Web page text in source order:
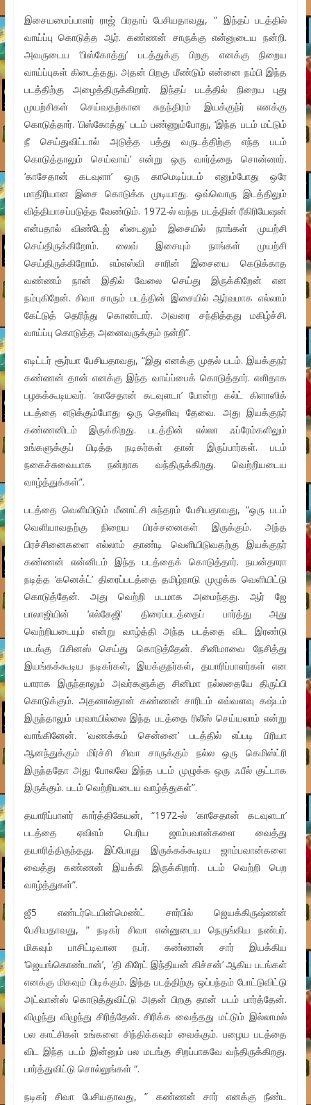
இசையமைப்பாளர் ராஜ் பிரதாப் பேசியதாவது, ” இந்தப் படத்தில்
வாய்ப்பு கொடுத்த ஆர். கண்ணன் சாருக்கு என்னுடைய நன்றி.
அவருடைய ‘பிஸ்கோத்து’ படத்துக்கு பிறகு எனக்கு நிறைய
வாய்ப்புகள் கிடைத்தது. அதன் பிறகு மீண்டும் என்னை நம்பி இந்த
படத்திற்கு அழைத்திருக்கிறார். இந்தப் படத்தில் நிறைய புது
முயற்சிகள் செய்வதற்கான சுதந்திரம் இயக்குந்ர் எனக்கு
கொடுத்தார். ‘பிஸ்கோத்து’ படம் பண்ணும்போது, ‘இந்த படம் மட்டும்
நீ செய்துவிட்டால் அடுத்த பத்து வருடத்திற்கு எந்த படம்
கொடுத்தாலும் செய்வாய்’ என்று ஒரு வார்த்தை சொன்னார்.
‘காசேதான் கடவுளா’ ஒரு காமெடிப்படம் எனும்போது ஒரே
மாதிரியான இசை கொடுக்க முடியாது. ஒவ்வொரு இடத்திலும்
வித்தியாசப்படுத்த வேண்டும். 1972-ல் வந்த படத்தின் ரீகிரியேஷன்
என்பதால் விண்டேஜ் ஸ்டைலும் இசையில் நாங்கள் முயற்சி
செய்திருக்கிறோம். லைவ் இசையும் நாங்கள் முயற்சி
செய்திருக்கிறோம். எம்எஸ்வி சாரின் இசையை கெடுக்காத
வண்ணம் நான் இதில் வேலை செய்து இருக்கிறேன் என
நம்புகிறேன். சிவா சாரும் படத்தின் இசையில் ஆர்வமாக எல்லாம்
கேட்டுத் தெரிந்து கொண்டார். அவரை சந்தித்தது மகிழ்ச்சி.
வாய்ப்பு கொடுத்த அனைவருக்கும் நன்றி”.
எடிட்டர் சூர்யா பேசியதாவது, “இது எனக்கு முதல் படம். இயக்குநர்
கண்ணன் தான் எனக்கு இந்த வாய்ப்பைக் கொடுத்தார். எளிதாக
பழகக்கூடியவர். ‘காசேதான் கடவுளடா’ போன்ற கல்ட் கிளாஸிக்
படத்தை எடுக்கும்போது ஒரு தெளிவு தேவை. அது இயக்குநர்
கண்ணனிடம் இருக்கிறது. படத்தின் எல்லா ஃப்ரேம்களிலும்
உங்களுக்குப் பிடித்த நடிகர்கள் தான் இருப்பார்கள். படம்
நகைச்சுவையாக நன்றாக வந்திருக்கிறது. வெற்றியடைய
வாழ்த்துக்கள்”.
படத்தை வெளியிடும் மீனாட்சி சுந்தரம் பேசியதாவது, “ஒரு படம்
வெளியாவதற்கு நிறைய பிரச்சனைகள் இருக்கும். அந்த
பிரச்சினைகளை எல்லாம் தாண்டி வெளியிடுவதற்கு இயக்குநர்
கண்ணன் என்னிடம் இந்த படத்தைக் கொடுத்தார். நயன்தாரா
நடித்த ‘கனெக்ட்’ திரைப்படத்தை தமிழ்நாடு முழுக்க வெளியிட்டு
கொடுத்தேன். அது வெற்றி படமாக அமைந்தது. ஆர் ஜே
பாலாஜியின் ‘எல்கேஜி’ திரைப்படத்தைப் பார்த்து அது
வெற்றியடையும் என்று வாழ்த்தி அந்த படத்தை விட இரண்டு
மடங்கு பிசினஸ் செய்து கொடுத்தேன். சினிமாவை நேசித்து
இயங்கக்கூடிய நடிகர்கள், இயக்குநர்கள், தயாரிப்பாளர்கள் என
யாராக இருந்தாலும் அவர்களுக்கு சினிமா நல்லதையே திருப்பி
கொடுக்கும். அதனால்தான் கண்ணன் சாரிடம் எவ்வளவு கஷ்டம்
இருந்தாலும் பரவாயில்லை இந்த படத்தை ரிலீஸ் செய்யலாம் என்று
வாங்கினேன். ‘வணக்கம் சென்னை’ படத்தில் எப்படி பிரியா
ஆனந்துக்கும் மிர்ச்சி சிவா சாருக்கும் நல்ல ஒரு கெமிஸ்ட்ரி
இருந்ததோ அது போலவே இந்த படம் முழுக்க ஒரு ஃபீல் குட்டாக
இருக்கும். படம் வெற்றியடைய வாழ்த்துகள்”.
தயாரிப்பாளர் கார்த்திகேயன், “1972-ல் ‘காசேதான் கடவுளடா’
படத்தை ஏவிஎம் பெரிய ஜாம்பவான்களை வைத்து
தயாரித்திருந்தது. இப்போது இருக்கக்கூடிய ஜாம்பவான்களை
வைத்து கண்ணன் இயக்கி இருக்கிறார். படம் வெற்றி பெற
வாழ்த்துகள்”.
ஜீ5 எண்டர்டெயின்மெண்ட் சார்பில் ஜெயக்கிருஷ்ணன்
பேசியதாவது, ” நடிகர் சிவா என்னுடைய நெருங்கிய நண்பர்.
மிகவும் பாசிட்டிவான நபர். கண்ணன் சார் இயக்கிய
‘ஜெயங்கொண்டான்’, ‘தி கிரேட் இந்தியன் கிச்சன்’ ஆகிய படங்கள்
எனக்கு மிகவும் பிடிக்கும். இந்த படத்திற்கு ஒப்பந்தம் போட்டுவிட்டு
அட்வான்ஸ் கொடுத்துவிட்டு அதன் பிறகு தான் படம் பார்த்தேன்.
விழுந்து விழுந்து சிரித்தேன். சிரிக்க வைத்தது மட்டும் இல்லாமல்
பல காட்சிகள் உங்களை சிந்திக்கவும் வைக்கும். பழைய படத்தை
விட இந்த படம் இன்னும் பல மடங்கு சிறப்பாகவே வந்திருக்கிறது.
பார்த்துவிட்டு சொல்லுங்கள் “.
நடிகர் சிவா பேசியதாவது, ” கண்ணன் சார் எனக்கு நீண்ட